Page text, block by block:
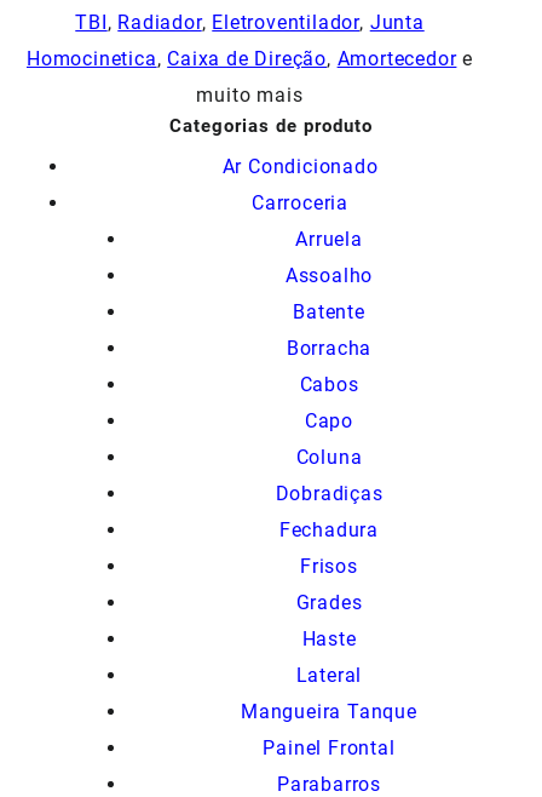
TBI , Radiador, Eletroventilador, Junta
Homocinetica, Caixa de Direção, Amortecedore
muito mais
Categorias de produto
Ar Condicionado
Carroceria
Arruela
Assoalho
Batente
Borracha
Cabos
Capo
Coluna
Dobradiças
Fechadura
Frisos
Grades
Haste
Lateral
Mangueira Tanque
Painel Frontal
Parabarros